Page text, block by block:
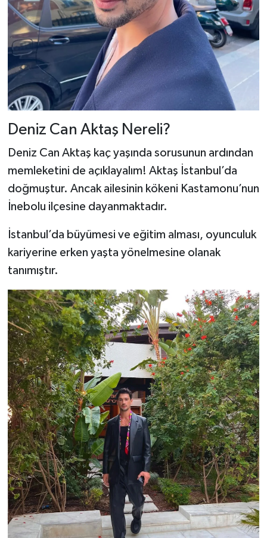
Deniz Can Aktaş Nereli?
Deniz Can Aktaş kaç yaşında sorusunun ardından
memleketini de açıklayalım! Aktaş İstanbul’da
doğmuştur. Ancak ailesinin kökeni Kastamonu’nun
İnebolu ilçesine dayanmaktadır.
İstanbul’da büyümesi ve eğitim alması, oyunculuk
kariyerine erken yaşta yönelmesine olanak
tanımıştır.